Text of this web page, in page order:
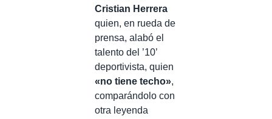
Cristian Herrera
quien, en rueda de
prensa, alabó el
talento del ’10’
deportivista, quien
«no tiene techo»,
comparándolo con
otra leyenda